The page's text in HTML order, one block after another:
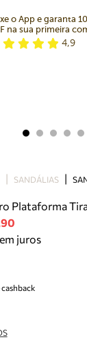
pedidos,
pedidos e
o App e garanta
na sua primeira
4,9
SANDÁLIAS
Plataforma
juros
cashback